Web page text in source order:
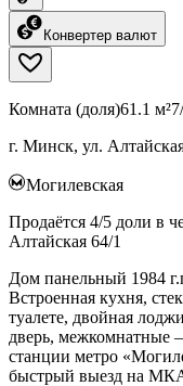
Конвертер валют
Комната (доля)61.1 м²
г. Минск, ул.
Могилевская
Продаётся 4/5 доли в
Алтайская 64/1
Дом панельный 1984
Встроенная кухня,
туалете, двойная
дверь, межкомнатные
станции метро
быстрый выезд на